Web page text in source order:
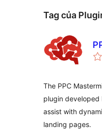
Tag của
The PPC
plugin developed
assist with
landing pages.